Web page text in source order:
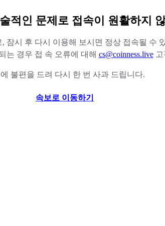
적인 문제로 접속이 원활하지
잠시 후 다시 이용해 보시면 정상 접속될 수
는 경우 접 속 오류에 대해 cs@coinness.live
불편을 드려 다시 한 번 사과 드립니다.
속보로 이동하기